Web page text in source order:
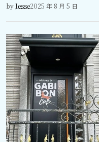
byJesse2025 年 8 月 5 日